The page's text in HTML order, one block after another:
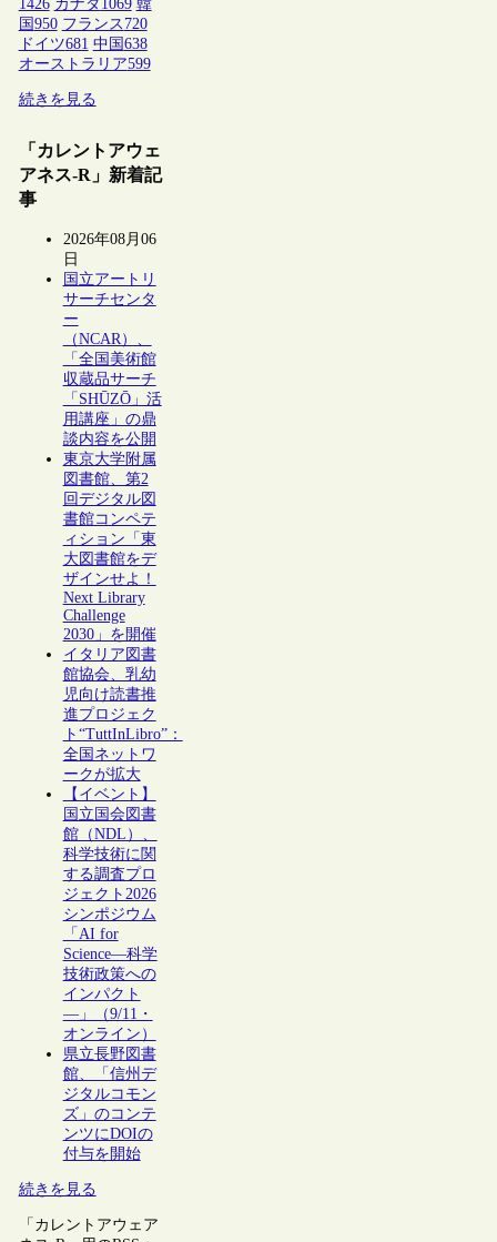
1426 カナダ 1069 韓
国 950 フランス 720
ドイツ681 中国 638
オーストラリア599
続きを見る
「カレントアウェ
アネス-R」新着記
事
2026年08月06
日
国立アートリ
サーチセンタ
ー
（NCAR）、
「全国美術館
収蔵品サーチ
「SHŪZŌ」活
用講座」の鼎
談内容を公開
東京大学附属
図書館、第2
回デジタル図
書館コンペテ
ィション「東
大図書館をデ
ザインせよ！
Next Library
Challenge
2030」を開催
イタリア図書
館協会、乳幼
児向け読書推
進プロジェク
ト“TuttInLibro”：
全国ネットワ
ークが拡大
【イベント】
国立国会図書
館（NDL）、
科学技術に関
する調査プロ
ジェクト2026
シンポジウム
「AI for
Science―科学
技術政策への
インパクト
―」（9/11・
オンライン）
県立長野図書
館、「信州デ
ジタルコモン
ズ」のコンテ
ンツにDOIの
付与を開始
続きを見る
「カレントアウェア